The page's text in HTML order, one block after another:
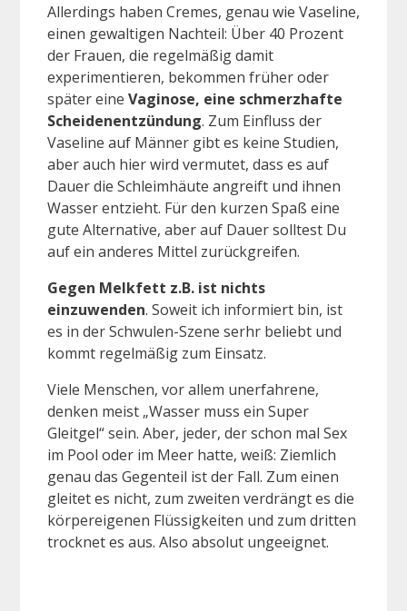
Allerdings haben Cremes, genau wie Vaseline,
einen gewaltigen Nachteil: Über 40 Prozent
der Frauen, die regelmäßig damit
experimentieren, bekommen früher oder
später eine Vaginose, eine schmerzhafte
Scheidenentzündung. Zum Einfluss der
Vaseline auf Männer gibt es keine Studien,
aber auch hier wird vermutet, dass es auf
Dauer die Schleimhäute angreift und ihnen
Wasser entzieht. Für den kurzen Spaß eine
gute Alternative, aber auf Dauer solltest Du
auf ein anderes Mittel zurückgreifen.
Gegen Melkfett z.B. ist nichts
einzuwenden. Soweit ich informiert bin, ist
es in der Schwulen-Szene serhr beliebt und
kommt regelmäßig zum Einsatz.
Viele Menschen, vor allem unerfahrene,
denken meist „Wasser muss ein Super
Gleitgel“ sein. Aber, jeder, der schon mal Sex
im Pool oder im Meer hatte, weiß: Ziemlich
genau das Gegenteil ist der Fall. Zum einen
gleitet es nicht, zum zweiten verdrängt es die
körpereigenen Flüssigkeiten und zum dritten
trocknet es aus. Also absolut ungeeignet.